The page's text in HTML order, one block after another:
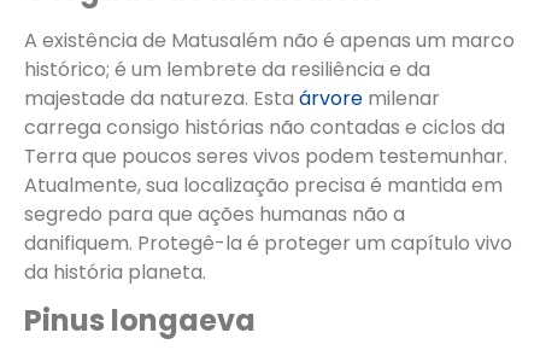
A existência de Matusalém não é apenas um marco
histórico; é um lembrete da resiliência e da
majestade da natureza. Esta árvore milenar
carrega consigo histórias não contadas e ciclos da
Terra que poucos seres vivos podem testemunhar.
Atualmente, sua localização precisa é mantida em
segredo para que ações humanas não a
danifiquem. Protegê-la é proteger um capítulo vivo
da história planeta.
Pinus longaeva